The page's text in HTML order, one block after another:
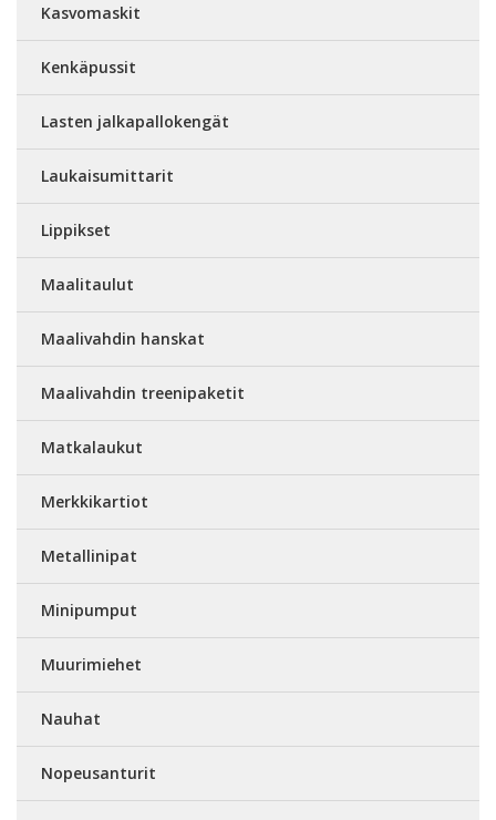
Kasvomaskit
Kenkäpussit
Lasten jalkapallokengät
Laukaisumittarit
Lippikset
Maalitaulut
Maalivahdin hanskat
Maalivahdin treenipaketit
Matkalaukut
Merkkikartiot
Metallinipat
Minipumput
Muurimiehet
Nauhat
Nopeusanturit